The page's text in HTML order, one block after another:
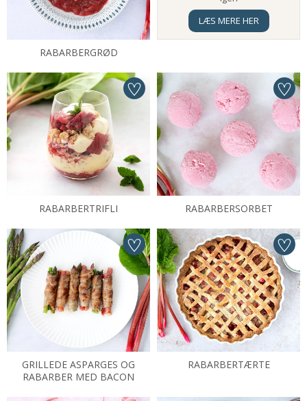
RABARBERGRØD
LÆS MERE HER
RABARBERTRIFLI RABARBERSORBET
GRILLEDE ASPARGES OG
RABARBER MED BACON
RABARBERTÆRTE